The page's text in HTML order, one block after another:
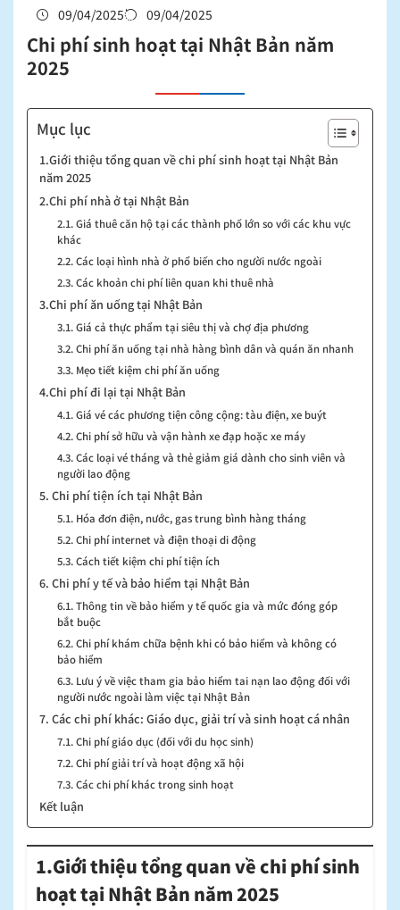
09/04/2025 09/04/2025
Chi phí sinh hoạt tại Nhật Bản năm
2025
Mục lục
1.Giới thiệu tổng quan về chi phí sinh hoạt tại Nhật Bản
năm 2025
2.Chi phí nhà ở tại Nhật Bản
2.1. Giá thuê căn hộ tại các thành phố lớn so với các khu vực
khác
2.2. Các loại hình nhà ở phổ biến cho người nước ngoài
2.3. Các khoản chi phí liên quan khi thuê nhà
3.Chi phí ăn uống tại Nhật Bản
3.1. Giá cả thực phẩm tại siêu thị và chợ địa phương
3.2. Chi phí ăn uống tại nhà hàng bình dân và quán ăn nhanh
3.3. Mẹo tiết kiệm chi phí ăn uống
4.Chi phí đi lại tại Nhật Bản
4.1. Giá vé các phương tiện công cộng: tàu điện, xe buýt
4.2. Chi phí sở hữu và vận hành xe đạp hoặc xe máy
4.3. Các loại vé tháng và thẻ giảm giá dành cho sinh viên và
người lao động
5. Chi phí tiện ích tại Nhật Bản
5.1. Hóa đơn điện, nước, gas trung bình hàng tháng
5.2. Chi phí internet và điện thoại di động
5.3. Cách tiết kiệm chi phí tiện ích
6. Chi phí y tế và bảo hiểm tại Nhật Bản
6.1. Thông tin về bảo hiểm y tế quốc gia và mức đóng góp
bắt buộc
6.2. Chi phí khám chữa bệnh khi có bảo hiểm và không có
bảo hiểm
6.3. Lưu ý về việc tham gia bảo hiểm tai nạn lao động đối với
người nước ngoài làm việc tại Nhật Bản
7. Các chi phí khác: Giáo dục, giải trí và sinh hoạt cá nhân
7.1. Chi phí giáo dục (đối với du học sinh)
7.2. Chi phí giải trí và hoạt động xã hội
7.3. Các chi phí khác trong sinh hoạt
Kết luận
1.Giới thiệu tổng quan về chi phí sinh
hoạt tại Nhật Bản năm 2025